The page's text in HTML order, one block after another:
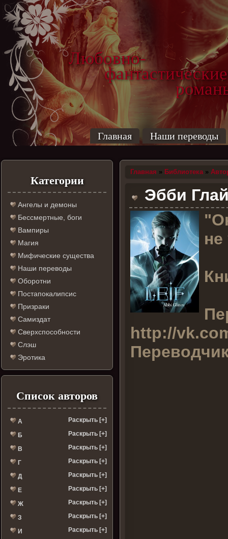
Любовно-
фантастические
Главная Наши переводы
Категории
Ангелы и демоны
Бессмертные, боги
Вампиры
Магия
Мифические существа
Наши переводы
Оборотни
Постапокалипсис
Призраки
Самиздат
Сверхспособности
Слэш
Эротика
Список авторов
А Раскрыть [+]
Б Раскрыть [+]
В Раскрыть [+]
Г Раскрыть [+]
Д Раскрыть [+]
Е Раскрыть [+]
Ж Раскрыть [+]
З Раскрыть [+]
И Раскрыть [+]
Главная » Библиотека»
Эбби
"
не
http://